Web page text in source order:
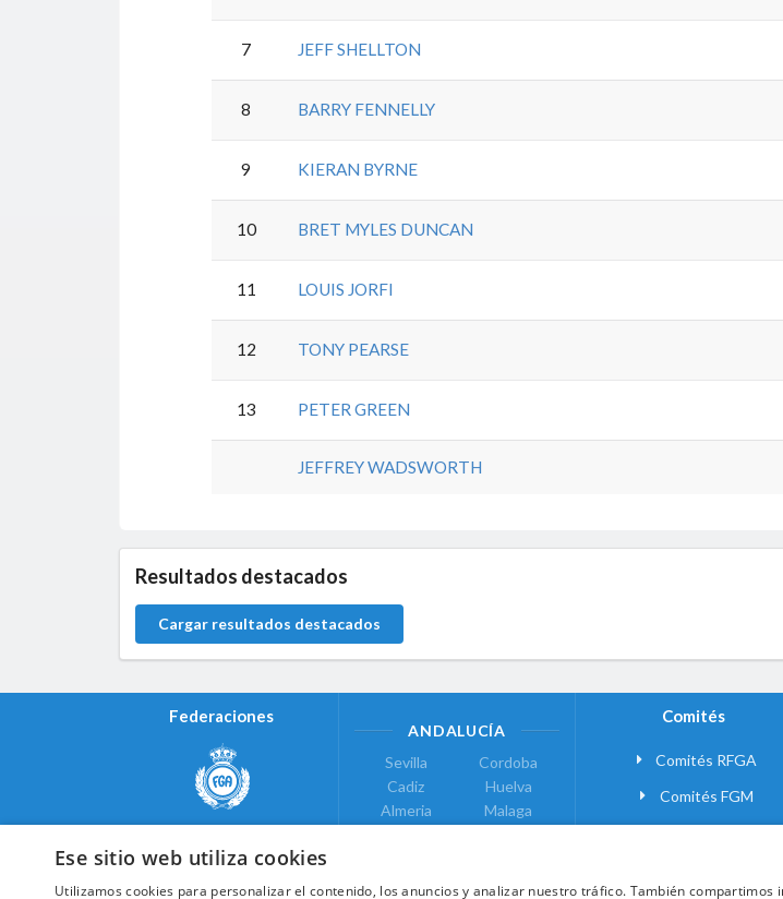
7 JEFF SHELLTON
8 BARRY FENNELLY
9 KIERAN BYRNE
10 BRET MYLES DUNCAN
11 LOUIS JORFI
12 TONY PEARSE
13 PETER GREEN
JEFFREY WADSWORTH
Resultados destacados
Cargar resultados destacados
Federaciones
Real Federación Andaluza de
Golf
ANDALUCÍA
Sevilla
Cadiz
Almeria
Cordoba
Huelva
Malaga
Comités
Comités RFGA
Comités FGM
Ese sitio web utiliza cookies
Utilizamos cookies para personalizar el contenido, los anuncios y analizar nuestro tráfico. También compartimos